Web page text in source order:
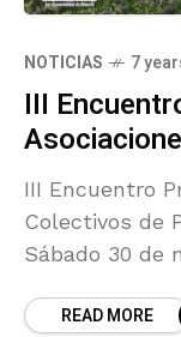
NOTICIAS 7
III
III Encuentro
Colectivos de
Sábado 30 de
READ MORE